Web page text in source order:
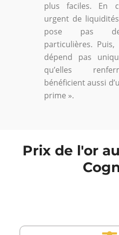
plus faciles. En
urgent de
pose pas
particulières.
dépend pas
qu’elles
bénéficient aussi
prime ».
Prix de l'or